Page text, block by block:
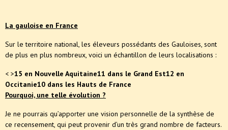
La gauloise en France
Sur le territoire national, les éleveurs possédants des Gauloises, sont
de plus en plus nombreux, voici un échantillon de leurs localisations :
< >15 en Nouvelle Aquitaine11 dans le Grand Est12 en
Occitanie10 dans les Hauts de France
Pourquoi, une telle évolution ?
Je ne pourrais qu’apporter une vision personnelle de la synthèse de
ce recensement, qui peut provenir d’un très grand nombre de facteurs.